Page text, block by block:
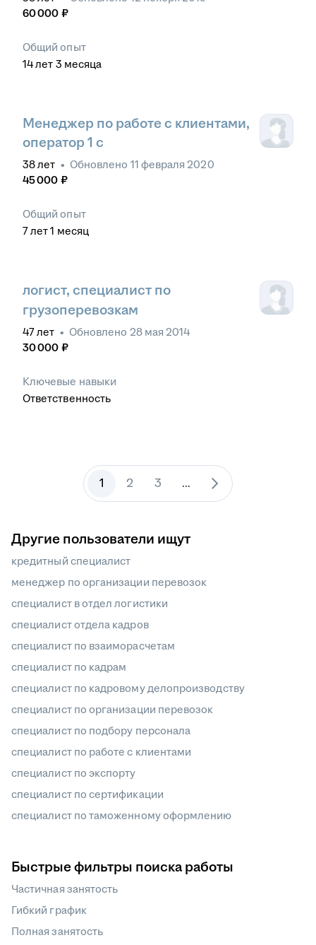
60 000 ₽
Общий опыт
14лет 3 месяца
Менеджер по работе с клиентами,
оператор 1 с
38лет • Обновлено 11 февраля 2020
45 000 ₽
Общий опыт
7лет 1 месяц
логист, специалист по
грузоперевозкам
47лет • Обновлено 28 мая 2014
30 000 ₽
Ключевые навыки
Ответственность
1 2 3 ...
Другие пользователи ищут
кредитный специалист
менеджер по организации перевозок
специалист в отдел логистики
специалист отдела кадров
специалист по взаиморасчетам
специалист по кадрам
специалист по кадровому делопроизводству
специалист по организации перевозок
специалист по подбору персонала
специалист по работе с клиентами
специалист по экспорту
специалист по сертификации
специалист по таможенному оформлению
Быстрые фильтры поиска работы
Частичная занятость
Гибкий график
Полная занятость